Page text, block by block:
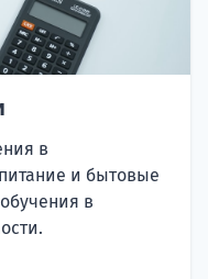
в
и бытовые
в